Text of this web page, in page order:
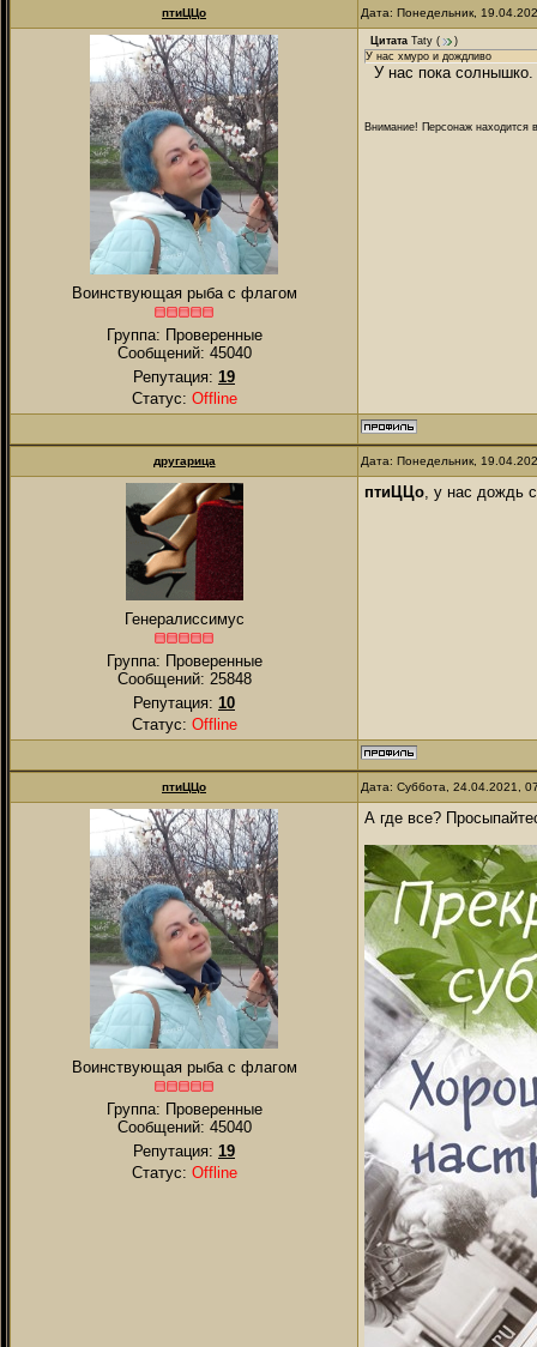
птиЦЦо Дата: Понедельник,
Воинствующая рыба с флагом
Группа: Проверенные
Сообщений: 45040
Репутация: 19
Статус: Offline
Цитата Taty (
)
У нас хмуро и дождливо
У нас пока солнышко.
Внимание! Персонаж находится
другарица Дата: Понедельник,
Генералиссимус
Группа: Проверенные
Сообщений: 25848
Репутация: 10
Статус: Offline
птиЦЦо, у нас дождь
птиЦЦо Дата: Суббота, 24.04.2021,
Воинствующая рыба с флагом
Группа: Проверенные
Сообщений: 45040
Репутация: 19
Статус: Offline
А где все?